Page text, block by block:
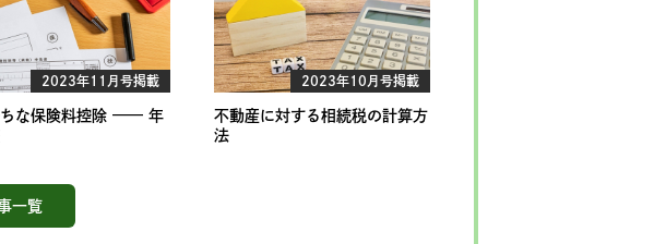
2023年11月号掲載
ちな保険料控除 —— 年
2023年10月号掲載
不動産に対する相続税の計算方
法
一覧